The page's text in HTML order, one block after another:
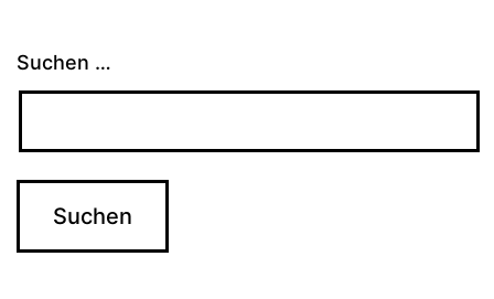
Suchen …